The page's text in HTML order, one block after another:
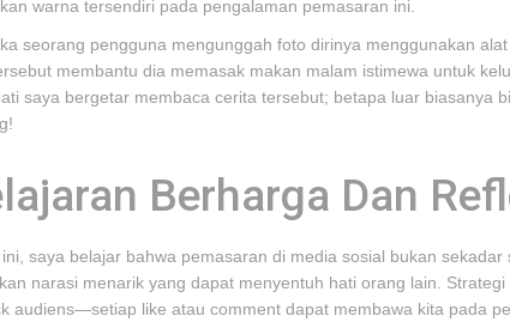
warna tersendiri pada pengalaman pemasaran ini.
seorang pengguna mengunggah foto dirinya menggunakan
membantu dia memasak makan malam istimewa untuk
saya bergetar membaca cerita tersebut; betapa luar biasanya
Berharga Dan
saya belajar bahwa pemasaran di media sosial bukan
narasi menarik yang dapat menyentuh hati orang lain.
audiens—setiap like atau comment dapat membawa kita pada